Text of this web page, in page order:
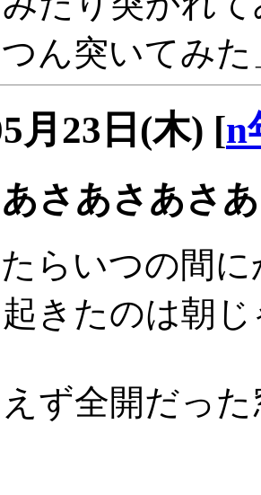
つん突いてみ
月23日(木) [n
さあさあさ
らいつの間
きたのは朝
ず全開だっ